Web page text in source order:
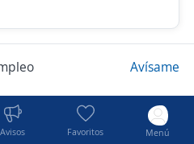
Avisos Favoritos Menú
Avísame